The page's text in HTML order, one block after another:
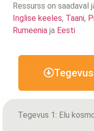
Ressurss on
Inglise keeles, Taani,
Rumeenia ja Eesti
Tegevus 1: Elu